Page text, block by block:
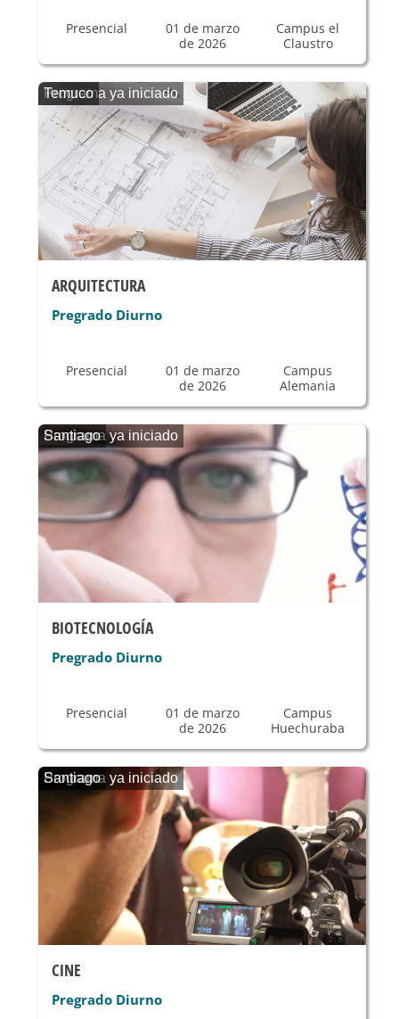
Presencial
01 de marzo
de 2026
Campus el
Claustro
Programa ya iniciado
Temuco
ARQUITECTURA
Pregrado Diurno
Presencial
01 de marzo
de 2026
Campus
Alemania
Programa ya iniciado
Santiago
BIOTECNOLOGÍA
Pregrado Diurno
Presencial
01 de marzo
de 2026
Campus
Huechuraba
Programa ya iniciado
Santiago
CINE
Pregrado Diurno